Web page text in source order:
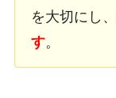
を大切にし、
す。